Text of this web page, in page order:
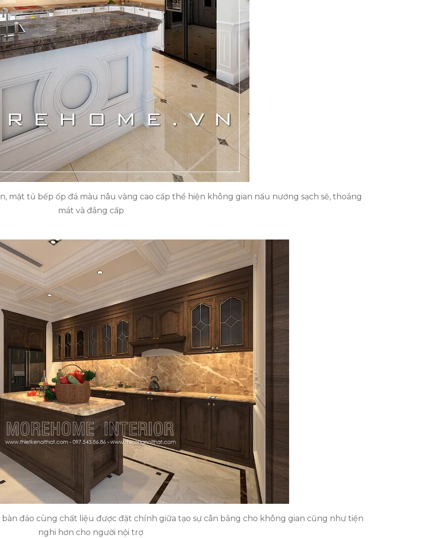
mặt tủ bếp ốp đá màu nâu vàng cao cấp thể hiện không gian nấu nướng sạch sẽ, thoáng
mát và đẳng cấp
đảo cùng chất liệu được đặt chính giữa tạo sự cân bằng cho không gian cũng như tiện
nghi hơn cho người nội trợ